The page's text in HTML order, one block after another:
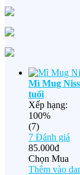
Mì Mug
tuổi
Xếp hạng:
100%
(7)
7 Đánh giá
85.000đ
Chọn Mua
Thêm vào